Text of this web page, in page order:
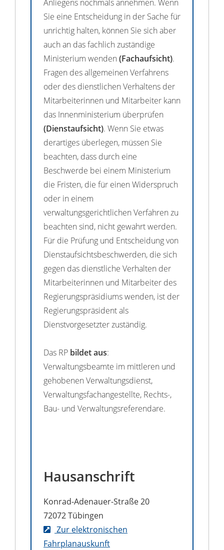
Anliegens nochmals annehmen. Wenn
Sie eine Entscheidung in der Sache für
unrichtig halten, können Sie sich aber
auch an das fachlich zuständige
Ministerium wenden (Fachaufsicht).
Fragen des allgemeinen Verfahrens
oder des dienstlichen Verhaltens der
Mitarbeiterinnen und Mitarbeiter kann
das Innenministerium überprüfen
(Dienstaufsicht). Wenn Sie etwas
derartiges überlegen, müssen Sie
beachten, dass durch eine
Beschwerde bei einem Ministerium
die Fristen, die für einen Widerspruch
oder in einem
verwaltungsgerichtlichen Verfahren zu
beachten sind, nicht gewahrt werden.
Für die Prüfung und Entscheidung von
Dienstaufsichtsbeschwerden, die sich
gegen das dienstliche Verhalten der
Mitarbeiterinnen und Mitarbeiter des
Regierungspräsidiums wenden, ist der
Regierungspräsident als
Dienstvorgesetzter zuständig.
Das RP bildet aus:
Verwaltungsbeamte im mittleren und
gehobenen Verwaltungsdienst,
Verwaltungsfachangestellte, Rechts-,
Bau- und Verwaltungsreferendare.
Hausanschrift
Konrad-Adenauer-Straße 20
72072Tübingen
Zur elektronischen
Fahrplanauskunft